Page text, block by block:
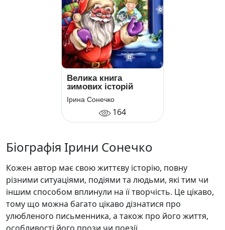
Велика книга
зимових історій
Ірина Сонечко
164
Біографія Ірини Сонечко
Кожен автор має свою життєву історію, повну
різними ситуаціями, подіями та людьми, які тим чи
іншим способом вплинули на її творчість. Це цікаво,
тому що можна багато цікаво дізнатися про
улюбленого письменника, а також про його життя,
особливості його прози чи поезії.